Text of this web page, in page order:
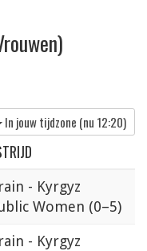
In jouw tijdzone (nu 12:20)
- Kyrgyz
Women (0–5)
- Kyrgyz